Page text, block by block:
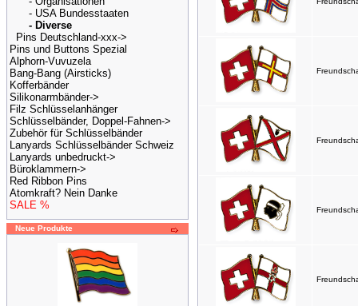
- USA Bundesstaaten
- Diverse
Pins Deutschland-xxx->
Pins und Buttons Spezial
Alphorn-Vuvuzela
Bang-Bang (Airsticks)
Kofferbänder
Silikonarmbänder->
Filz Schlüsselanhänger
Schlüsselbänder, Doppel-Fahnen->
Zubehör für Schlüsselbänder
Lanyards Schlüsselbänder Schweiz
Lanyards unbedruckt->
Büroklammern->
Red Ribbon Pins
Atomkraft? Nein Danke
SALE %
Neue Produkte